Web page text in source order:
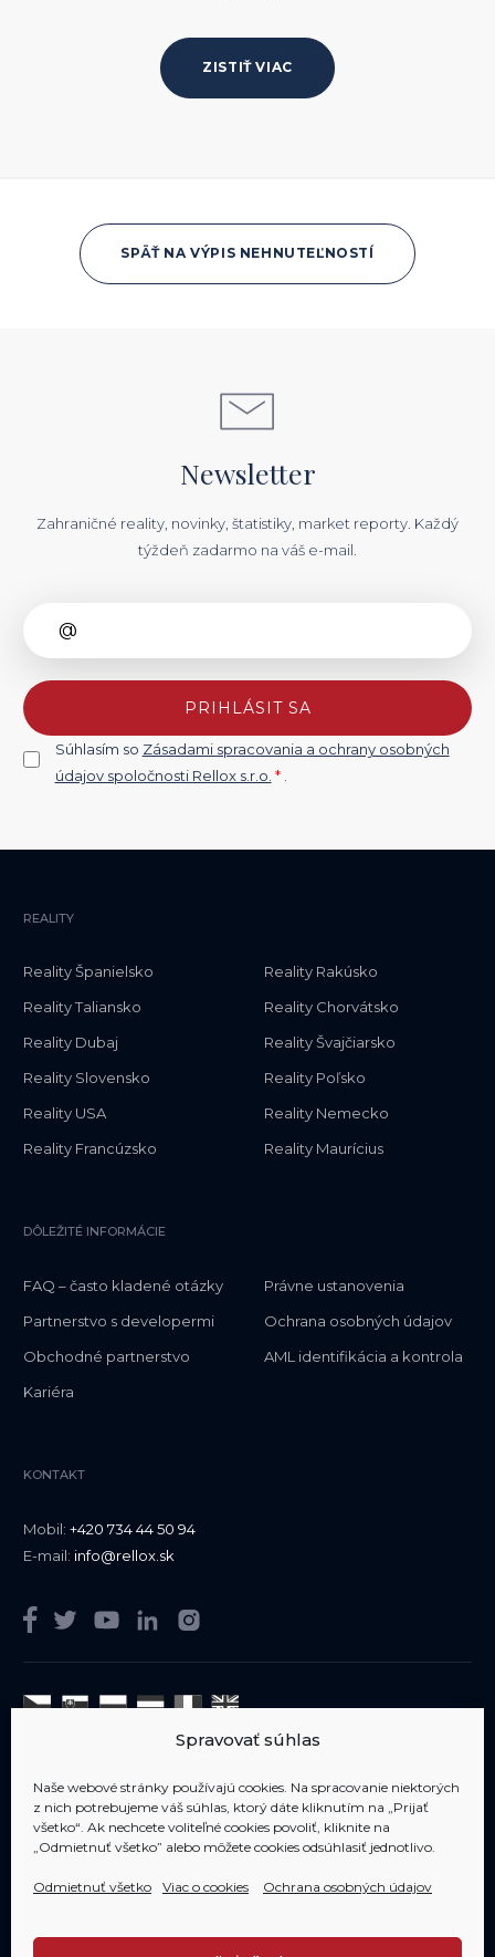
Spravovať súhlas
Naše webové stránky používajú cookies. Na spracovanie niektorých
z nich potrebujeme váš súhlas, ktorý dáte kliknutím na „Prijať
všetko“. Ak nechcete voliteľné cookies povoliť, kliknite na
„Odmietnuť všetko” alebo môžete cookies odsúhlasiť jednotlivo.
Odmietnuť všetko Viac o cookies Ochrana osobných údajov
ZISTIŤ VIAC
SPÄŤ NA VÝPIS NEHNUTEĽNOSTÍ
Newsletter
Zahraničné reality, novinky, štatistiky, market reporty. Každý
týždeň zadarmo na váš e-mail.
PRIHLÁSIT SA
Súhlasím so Zásadami spracovania a ochrany osobných
údajov spoločnosti Rellox s.r.o. *
REALITY
Reality Španielsko
Reality Taliansko
Reality Dubaj
Reality Slovensko
Reality USA
Reality Francúzsko
Reality Rakúsko
Reality Chorvátsko
Reality Švajčiarsko
Reality Poľsko
Reality Nemecko
Reality Maurícius
DÔLEŽITÉ INFORMÁCIE
FAQ – často kladené otázky
Partnerstvo s developermi
Obchodné partnerstvo
Kariéra
Právne ustanovenia
Ochrana osobných údajov
AML identifikácia a kontrola
KONTAKT
Mobil: +420 734 44 50 94
E-mail: info@rellox.sk
Copyright 2006-2020 RELLOX s.r.o. - všetky práva vyhradené